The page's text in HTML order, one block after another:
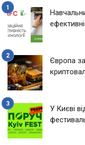
Європа
У Києві